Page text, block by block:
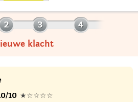
klacht
10 ★☆☆☆☆